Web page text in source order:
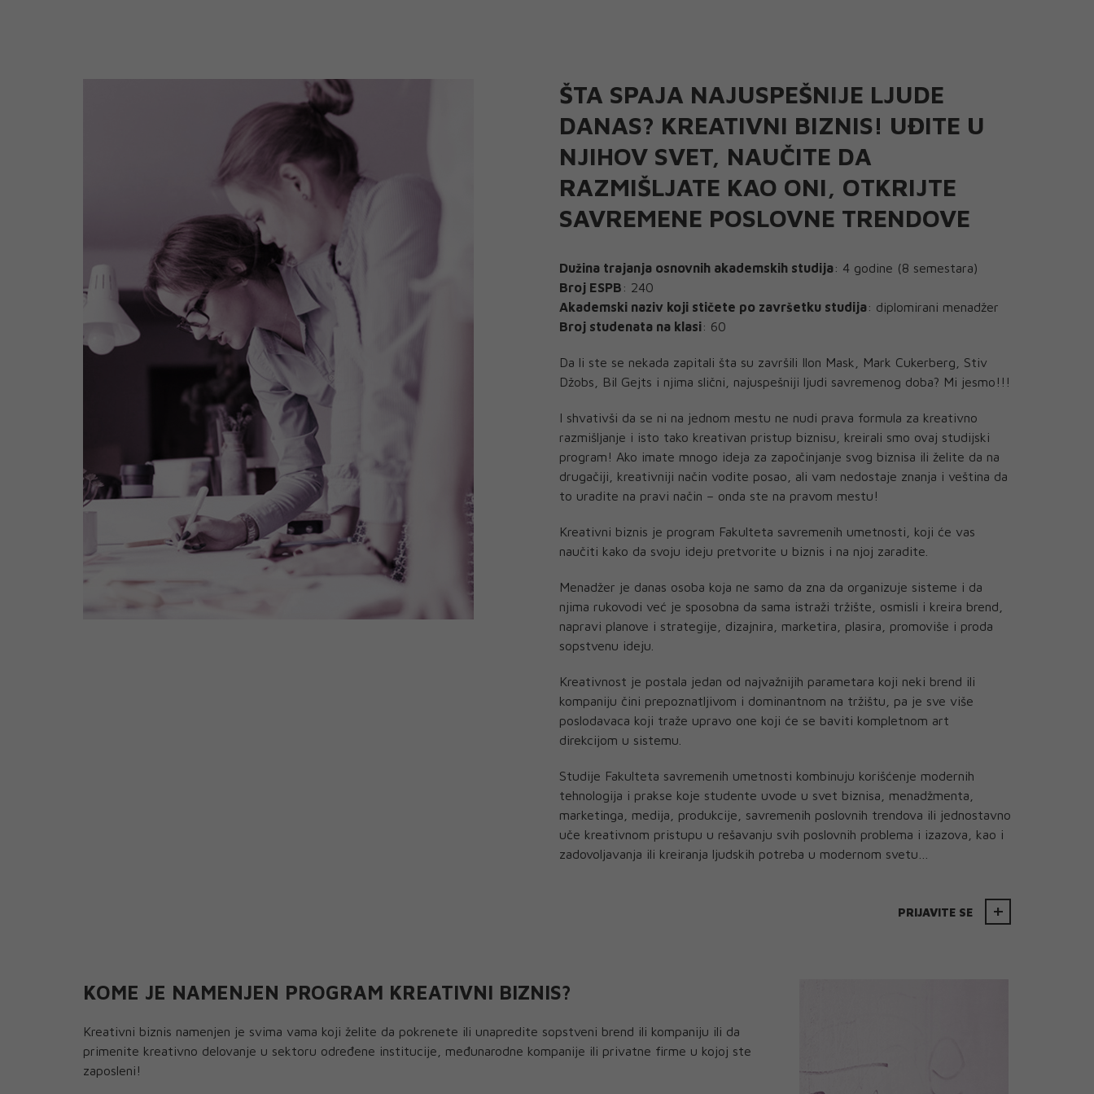
ŠTA SPAJA NAJUSPEŠNIJE LJUDE
DANAS? KREATIVNI BIZNIS! UĐITE U
NJIHOV SVET, NAUČITE DA
RAZMIŠLJATE KAO ONI, OTKRIJTE
SAVREMENE POSLOVNE TRENDOVE
Dužina trajanja osnovnih akademskih studija: 4 godine (8 semestara)
Broj ESPB : 240
Akademski naziv koji stičete po završetku studija: diplomirani menadžer
Broj studenata na klasi: 60
Da li ste se nekada zapitali šta su završili Ilon Mask, Mark Cukerberg, Stiv
Džobs, Bil Gejts i njima slični, najuspešniji ljudi savremenog doba? Mi jesmo!!!
I shvativši da se ni na jednom mestu ne nudi prava formula za kreativno
razmišljanje i isto tako kreativan pristup biznisu, kreirali smo ovaj studijski
program! Ako imate mnogo ideja za započinjanje svog biznisa ili želite da na
drugačiji, kreativniji način vodite posao, ali vam nedostaje znanja i veština da
to uradite na pravi način – onda ste na pravom mestu!
Kreativni biznis je program Fakulteta savremenih umetnosti, koji će vas
naučiti kako da svoju ideju pretvorite u biznis i na njoj zaradite.
Menadžer je danas osoba koja ne samo da zna da organizuje sisteme i da
njima rukovodi već je sposobna da sama istraži tržište, osmisli i kreira brend,
napravi planove i strategije, dizajnira, marketira, plasira, promoviše i proda
sopstvenu ideju.
Kreativnost je postala jedan od najvažnijih parametara koji neki brend ili
kompaniju čini prepoznatljivom i dominantnom na tržištu, pa je sve više
poslodavaca koji traže upravo one koji će se baviti kompletnom art
direkcijom u sistemu.
Studije Fakulteta savremenih umetnosti kombinuju korišćenje modernih
tehnologija i prakse koje studente uvode u svet biznisa, menadžmenta,
marketinga, medija, produkcije, savremenih poslovnih trendova ili jednostavno
uče kreativnom pristupu u rešavanju svih poslovnih problema i izazova, kao i
zadovoljavanja ili kreiranja ljudskih potreba u modernom svetu…
PRIJAVITE SE
KOME JE NAMENJEN PROGRAM KREATIVNI BIZNIS?
Kreativni biznis namenjen je svima vama koji želite da pokrenete ili unapredite sopstveni brend ili kompaniju ili da
primenite kreativno delovanje u sektoru određene institucije, međunarodne kompanije ili privatne firme u kojoj ste
zaposleni!